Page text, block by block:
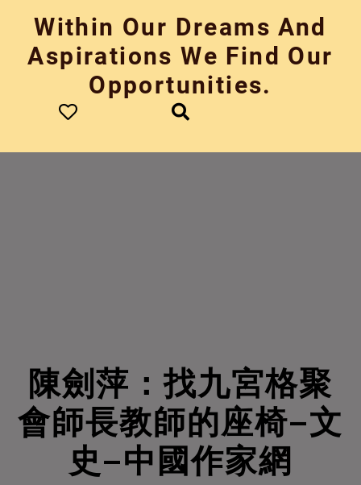
content
Within Our Dreams And
Aspirations We Find Our
Opportunities.
陳劍萍：找九宮格聚
會師長教師的座椅–文
史–中國作家網